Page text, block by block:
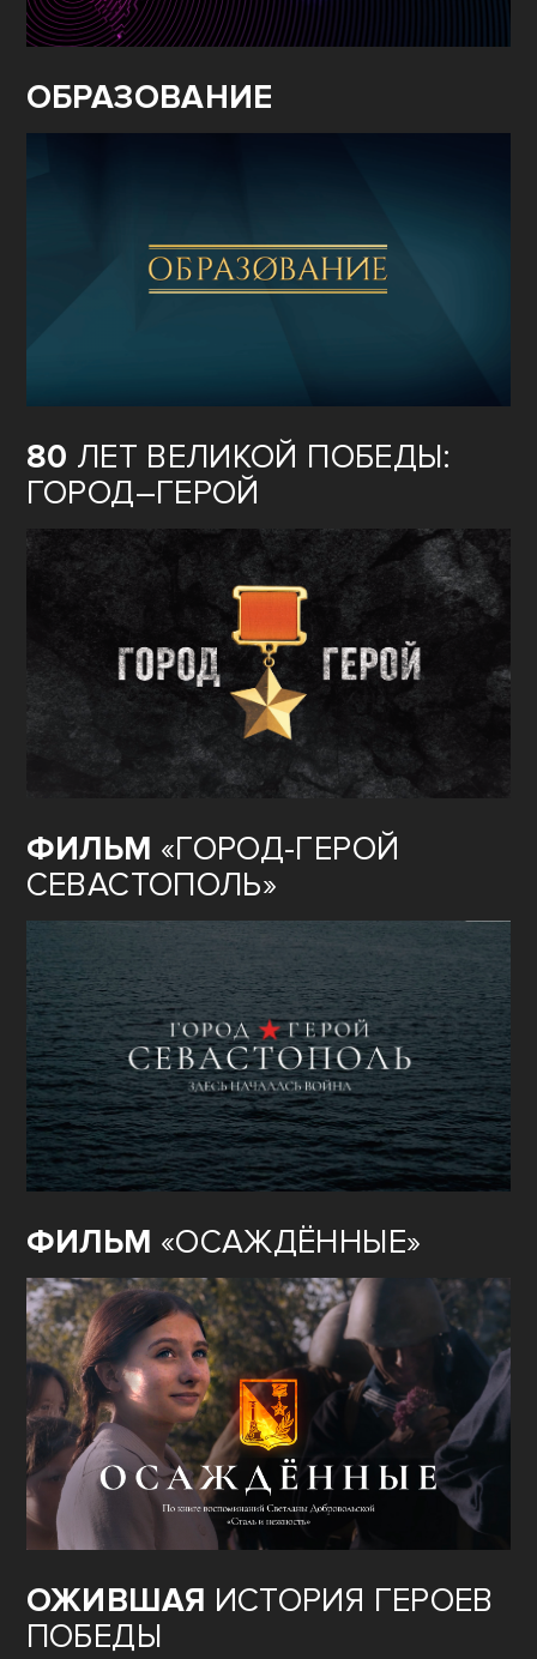
ОБРАЗОВАНИЕ
80 ЛЕТ ВЕЛИКОЙ ПОБЕДЫ:
ГОРОД–ГЕРОЙ
ФИЛЬМ «ГОРОД-ГЕРОЙ
СЕВАСТОПОЛЬ»
ФИЛЬМ «ОСАЖДЁННЫЕ»
ОЖИВШАЯ ИСТОРИЯ ГЕРОЕВ
ПОБЕДЫ